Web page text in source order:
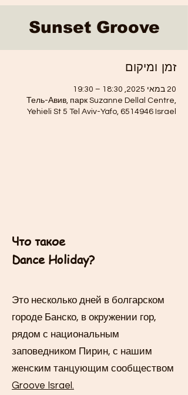
Sunset Groove
זמן ומיקום
20 במאי 2025, 18:30 – 19:30
Тель-Авив, парк Suzanne Dellal Centre,
Yehieli St 5 Tel Aviv-Yafo, 6514946 Israel
Что такое
Dance Holiday?
Это несколько дней в болгарском
городе Банско, в окружении гор,
рядом с национальным
заповедником Пирин, с нашим
женским танцующим сообществом
Groove Israel.